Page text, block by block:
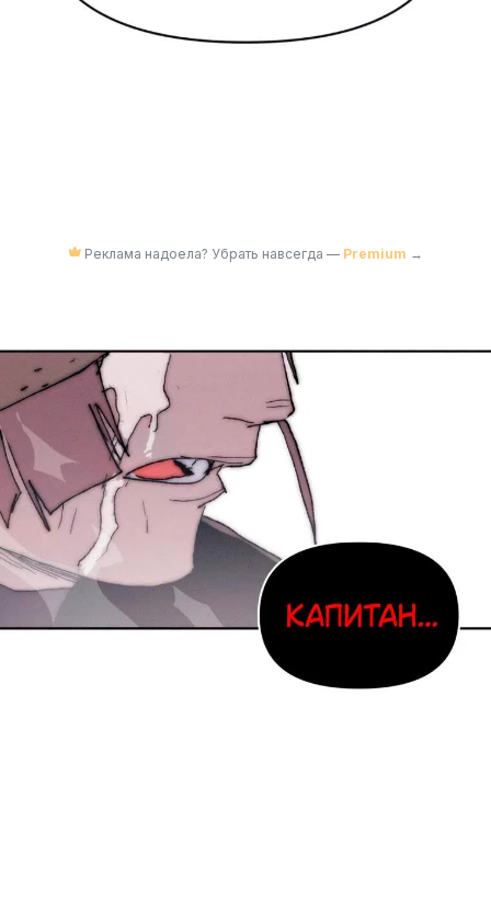
Реклама надоела? Убрать навсегда — Premium →